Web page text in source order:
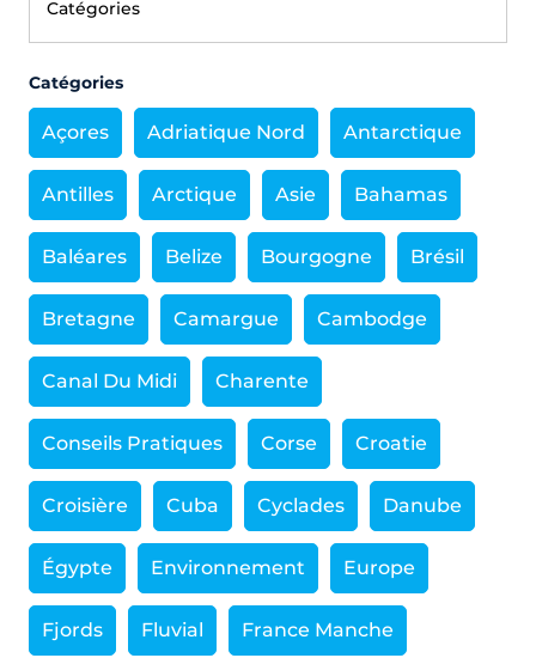
Catégories
Açores Adriatique Nord Antarctique
Antilles Arctique Asie Bahamas
Baléares Belize Bourgogne Brésil
Bretagne Camargue Cambodge
Canal Du Midi Charente
Conseils Pratiques Corse Croatie
Croisière Cuba Cyclades Danube
Égypte Environnement Europe
Fjords Fluvial France Manche